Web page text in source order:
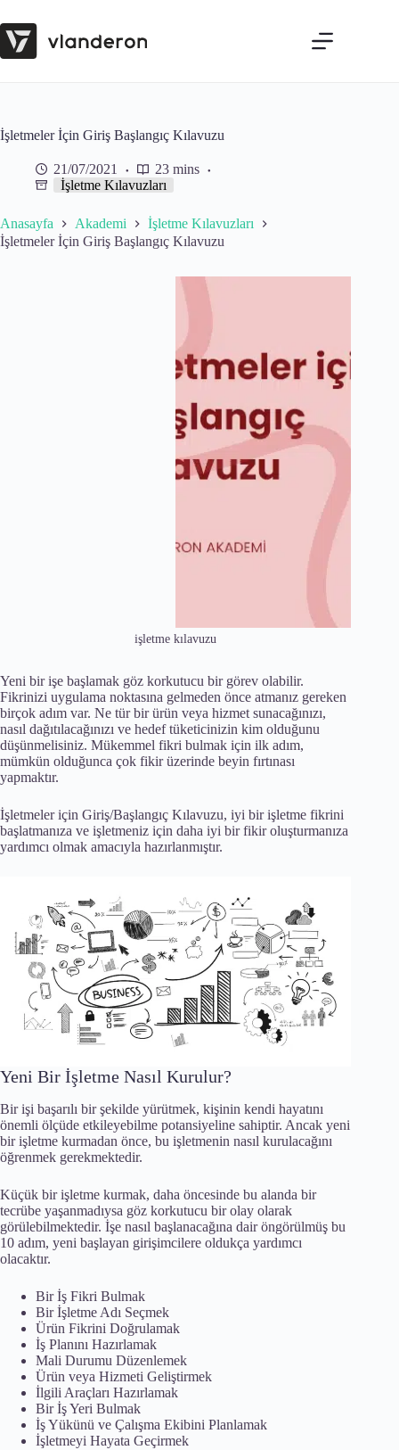
to
content
İşletmeler İçin Giriş Başlangıç Kılavuzu
21/07/2021
23 mins
İşletme Kılavuzları
Anasayfa Akademi
İşletme Kılavuzları
İşletmeler İçin Giriş Başlangıç Kılavuzu
işletme kılavuzu
Yeni bir işe başlamak göz korkutucu bir görev olabilir.
Fikrinizi uygulama noktasına gelmeden önce atmanız gereken
birçok adım var. Ne tür bir ürün veya hizmet sunacağınızı,
nasıl dağıtılacağınızı ve hedef tüketicinizin kim olduğunu
düşünmelisiniz. Mükemmel fikri bulmak için ilk adım,
mümkün olduğunca çok fikir üzerinde beyin fırtınası
yapmaktır.
İşletmeler için Giriş/Başlangıç Kılavuzu, iyi bir işletme fikrini
başlatmanıza ve işletmeniz için daha iyi bir fikir oluşturmanıza
yardımcı olmak amacıyla hazırlanmıştır.
Yeni Bir İşletme Nasıl Kurulur?
Bir işi başarılı bir şekilde yürütmek, kişinin kendi hayatını
önemli ölçüde etkileyebilme potansiyeline sahiptir. Ancak yeni
bir işletme kurmadan önce, bu işletmenin nasıl kurulacağını
öğrenmek gerekmektedir.
Küçük bir işletme kurmak, daha öncesinde bu alanda bir
tecrübe yaşanmadıysa göz korkutucu bir olay olarak
görülebilmektedir. İşe nasıl başlanacağına dair öngörülmüş bu
10 adım, yeni başlayan girişimcilere oldukça yardımcı
olacaktır.
Bir İş Fikri Bulmak
Bir İşletme Adı Seçmek
Ürün Fikrini Doğrulamak
İş Planını Hazırlamak
Mali Durumu Düzenlemek
Ürün veya Hizmeti Geliştirmek
İlgili Araçları Hazırlamak
Bir İş Yeri Bulmak
İş Yükünü ve Çalışma Ekibini Planlamak
İşletmeyi Hayata Geçirmek